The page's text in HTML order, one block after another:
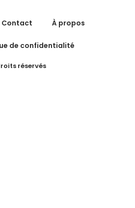
réservés
Contact À propos
de confidentialité